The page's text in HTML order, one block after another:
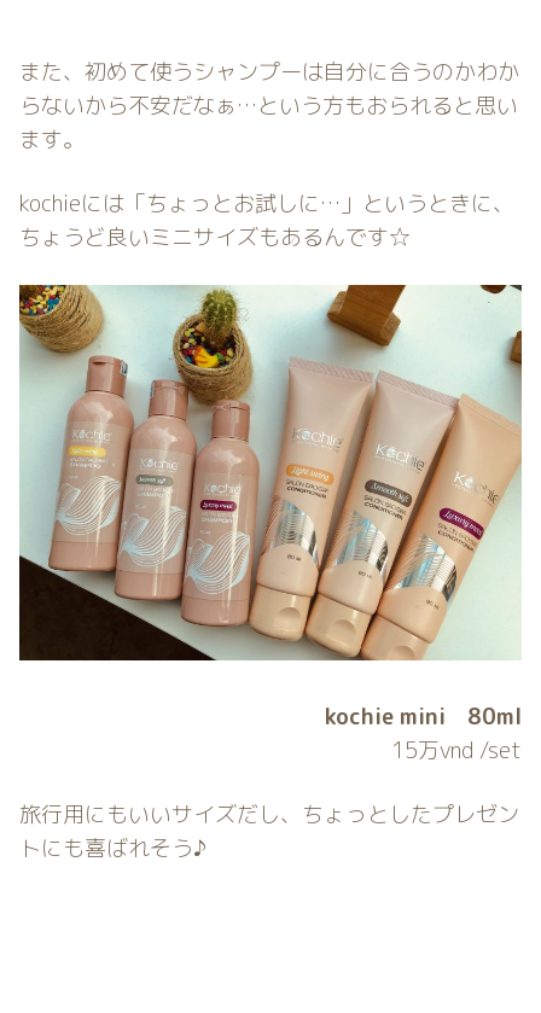
また、初めて使うシャンプーは自分に合うのかわか
らないから不安だなぁ…という方もおられると思い
ます。
kochieには「ちょっとお試しに…」というときに、
ちょうど良いミニサイズもあるんです☆
kochie mini 80ml
15万vnd /set
旅行用にもいいサイズだし、ちょっとしたプレゼン
トにも喜ばれそう♪